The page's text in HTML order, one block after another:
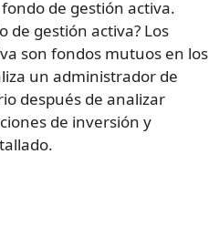
de gestión activa.
de gestión activa? Los
son fondos mutuos en los
un administrador de
después de analizar
de inversión y